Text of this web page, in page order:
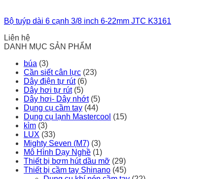
Bộ tuýp dài 6 cạnh 3/8 inch 6-22mm JTC K3161
Liên hệ
DANH MỤC SẢN PHẨM
búa (3)
Cần siết cân lực (23)
Dây điện tự rút (6)
Dây hơi tự rút (5)
Dây hơi- Dây nhớt (5)
Dụng cụ cầm tay (44)
Dụng cụ lạnh Mastercool (15)
kìm (3)
LUX (33)
Mighty Seven (M7) (3)
Mô Hình Dạy Nghề (1)
Thiết bị bơm hút dầu mỡ (29)
Thiết bị cầm tay Shinano (45)